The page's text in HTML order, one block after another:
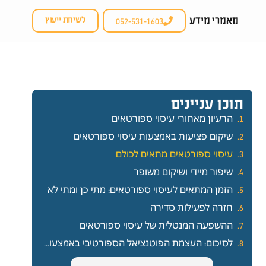
מאמרי מידע 052-531-1603 לשיחת ייעוץ
תוכן עניינים
הרעיון מאחורי עיסוי ספורטאים
שיקום פציעות באמצעות עיסוי ספורטאים
עיסוי ספורטאים מתאים לכולם
שיפור מיידי ושיקום משופר
הזמן המתאים לעיסוי ספורטאים: מתי כן ומתי לא
חזרה לפעילות סדירה
ההשפעה המנטלית של עיסוי ספורטאים
לסיכום: העצמת הפוטנציאל הספורטיבי באמצעות עיסוי ספורטאים